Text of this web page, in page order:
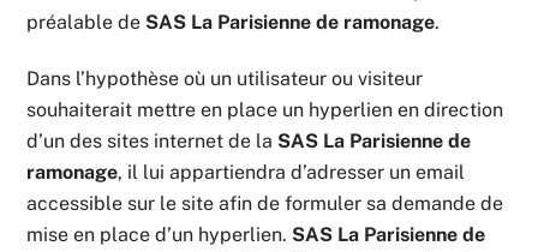
préalable de SAS La Parisienne de ramonage.
Dans l’hypothèse où un utilisateur ou visiteur
souhaiterait mettre en place un hyperlien en direction
d’un des sites internet de la SAS La Parisienne de
ramonage, il lui appartiendra d’adresser un email
accessible sur le site afin de formuler sa demande de
mise en place d’un hyperlien. SAS La Parisienne de